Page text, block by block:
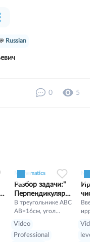
Russian
0 5
Mathematics
Разбор задачи:"
Перпендикулярн
ость прямой и
плоск"
В треугольнике АВС
АВ=16см, угол
А=30градусов, ВК
плоскости
Video
Professional
на